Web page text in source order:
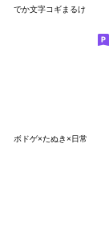
でか文字コギまるけ
ボドゲ×たぬき×日常